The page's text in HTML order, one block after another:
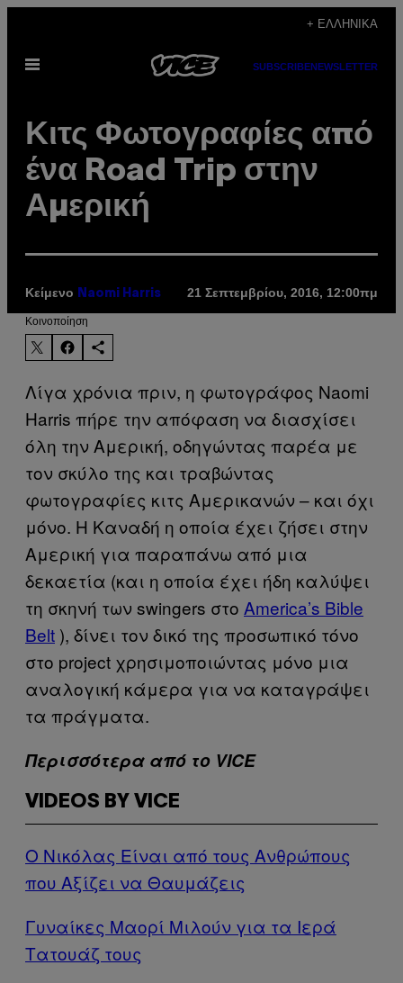
περιεχόμενο
+ ΕΛΛΗΝΙΚΆ
Ανοίξτε
SUBSCRIBENEWSLETTER
Κιτς Φωτογραφίες από
ένα Road Trip στην
Αμερική
Κείμενο Naomi Harris 21 Σεπτεμβρίου, 2016, 12:00πμ
Kοινοποίηση
Λίγα χρόνια πριν, η φωτογράφος Naomi
Harris πήρε την απόφαση να διασχίσει
όλη την Αμερική, οδηγώντας παρέα με
τον σκύλο της και τραβώντας
φωτογραφίες κιτς Αμερικανών – και όχι
μόνο. Η Καναδή η οποία έχει ζήσει στην
Αμερική για παραπάνω από μια
δεκαετία (και η οποία έχει ήδη καλύψει
τη σκηνή των swingers στο America’s Bible
Belt ), δίνει τον δικό της προσωπικό τόνο
στο project χρησιμοποιώντας μόνο μια
αναλογική κάμερα για να καταγράψει
τα πράγματα.
Περισσότερα από το VICE
VIDEOS BY VICE
Ο Νικόλας Είναι από τους Ανθρώπους
που Αξίζει να Θαυμάζεις
Γυναίκες Μαορί Μιλούν για τα Ιερά
Τατουάζ τους